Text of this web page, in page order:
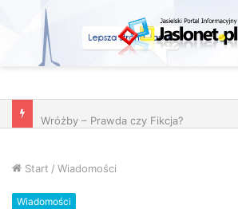
Wróżby – Prawda czy Fikcja?
Start / Wiadomości
Wiadomości